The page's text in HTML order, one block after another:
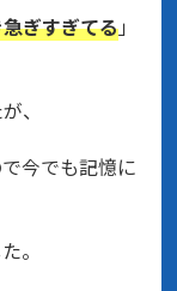
ぎすぎてる」
、
今でも記憶に
。